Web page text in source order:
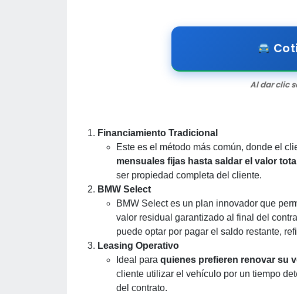
Al dar clic
Financiamiento Tradicional
Este es el método más común, donde el
mensuales fijas hasta saldar el valor total
ser propiedad completa del cliente.
BMW Select
BMW Select es un plan innovador que
valor residual garantizado al final del
puede optar por pagar el saldo restante,
Leasing Operativo
Ideal para quienes prefieren renovar su
cliente utilizar el vehículo por un tiempo
del contrato.